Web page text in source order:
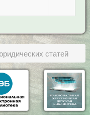
статей